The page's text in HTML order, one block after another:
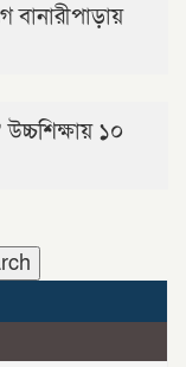
বানারীপাড়ায়
১০